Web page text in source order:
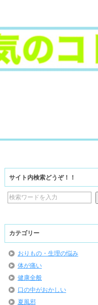
サイト内検索どうぞ！！
カテゴリー
おりもの・生理の悩み
体が痛い
健康全般
口の中がおかしい
夏風邪